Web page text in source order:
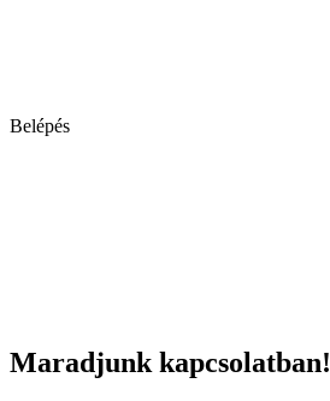
Belépés
Maradjunk kapcsolatban!